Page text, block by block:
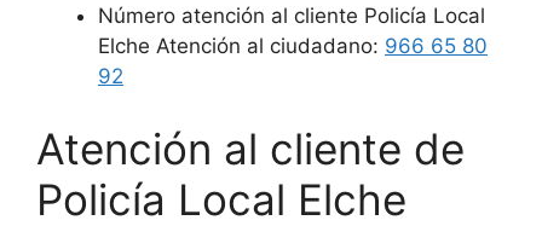
Número atención al cliente Policía Local
Elche Atención al ciudadano: 966 65 80
92
Atención al cliente de
Policía Local Elche